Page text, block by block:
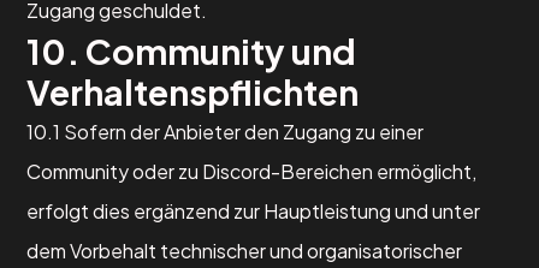
Zugang geschuldet.
10. Community und
Verhaltenspflichten
10.1 Sofern der Anbieter den Zugang zu einer
Community oder zu Discord-Bereichen ermöglicht,
erfolgt dies ergänzend zur Hauptleistung und unter
dem Vorbehalt technischer und organisatorischer